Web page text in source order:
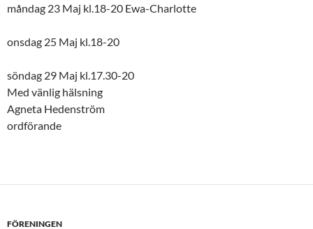
måndag 23 Maj kl.18-20 Ewa-Charlotte
onsdag 25 Maj kl.18-20
söndag 29 Maj kl.17.30-20
Med vänlig hälsning
Agneta Hedenström
ordförande
FÖRENINGEN